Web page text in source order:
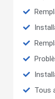
Tous